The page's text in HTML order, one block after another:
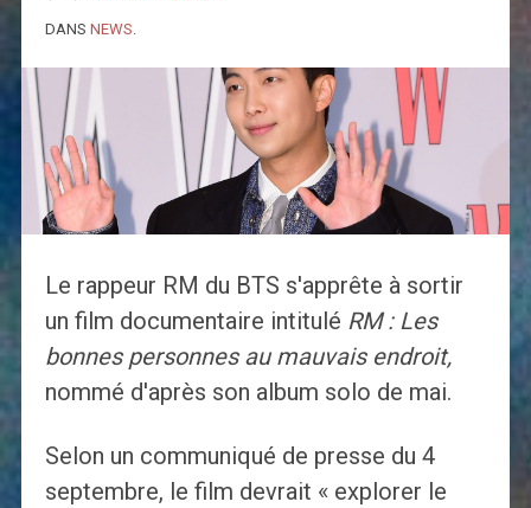
DANS NEWS
Le rappeur RM du BTS s'apprête à sortir
un film documentaire intitulé RM : Les
bonnes personnes au mauvais endroit,
nommé d'après son album solo de mai.
Selon un communiqué de presse du 4
septembre, le film devrait « explorer le